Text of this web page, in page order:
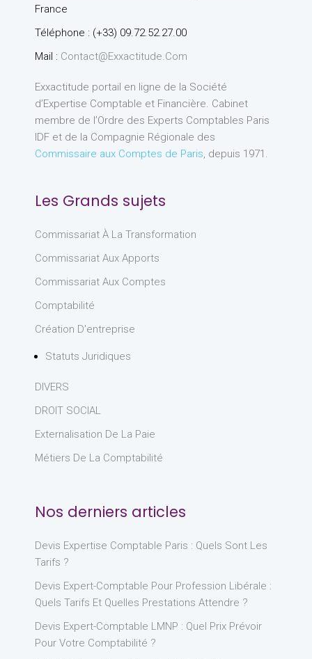
France
Téléphone : (+33) 09.72.52.27.00
Mail : Contact@exxactitude.com
Exxactitude portail en ligne de la Société
d’Expertise Comptable et Financière. Cabinet
membre de l’Ordre des Experts Comptables Paris
IDF et de la Compagnie Régionale des
Commissaire aux Comptes de Paris, depuis 1971.
Les Grands sujets
Commissariat À La Transformation
Commissariat Aux Apports
Commissariat Aux Comptes
Comptabilité
Création D'entreprise
Statuts Juridiques
DIVERS
DROIT SOCIAL
Externalisation De La Paie
Métiers De La Comptabilité
Nos derniers articles
Devis Expertise Comptable Paris : Quels Sont Les
Tarifs ?
Devis Expert-Comptable Pour Profession Libérale :
Quels Tarifs Et Quelles Prestations Attendre ?
Devis Expert-Comptable LMNP : Quel Prix Prévoir
Pour Votre Comptabilité ?